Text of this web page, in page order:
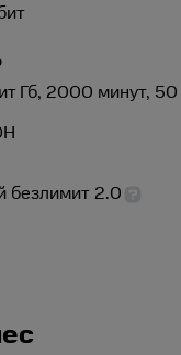
Гб, 2000 минут, 50
безлимит 2.0